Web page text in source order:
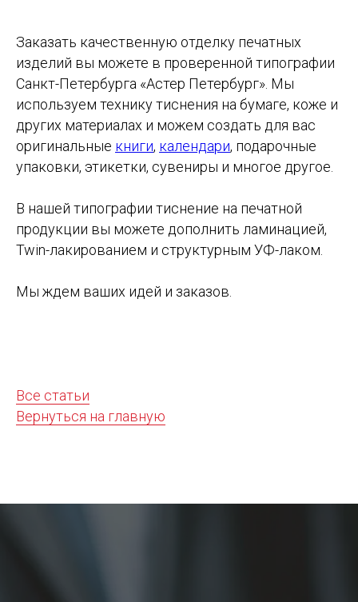
Заказать качественную отделку печатных
изделий вы можете в проверенной типографии
Санкт-Петербурга «Астер Петербург». Мы
используем технику тиснения на бумаге, коже и
других материалах и можем создать для вас
оригинальные книги, календари, подарочные
упаковки, этикетки, сувениры и многое другое.
В нашей типографии тиснение на печатной
продукции вы можете дополнить ламинацией,
Twin-лакированием и структурным УФ-лаком.
Мы ждем ваших идей и заказов.
Все статьи
Вернуться на главную